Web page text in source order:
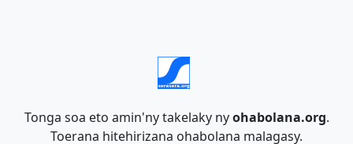
Tonga soa eto amin'ny takelaky nyohabolana.org.
Toerana hitehirizana ohabolana malagasy.